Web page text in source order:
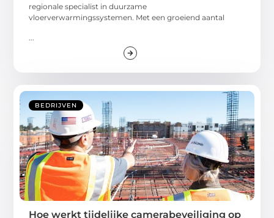
regionale specialist in duurzame
vloerverwarmingssystemen. Met een groeiend aantal
BEDRIJVEN
Hoe werkt tijdelijke camerabeveiliging op